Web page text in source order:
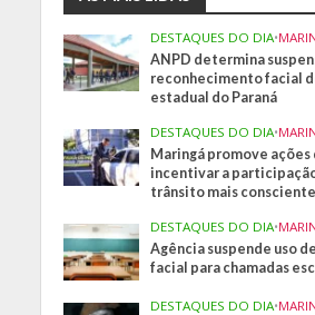
DESTAQUES DO DIA•
ANPD determina
reconhecimento facial
estadual do Paraná
DESTAQUES DO DIA•
Maringá promove ações
incentivar a
trânsito mais consciente
DESTAQUES DO DIA•
Agência suspende uso
facial para chamadas
DESTAQUES DO DIA•